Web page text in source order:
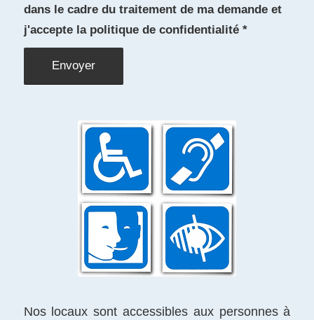
dans le cadre du traitement de ma demande et
j'accepte la politique de confidentialité *
Nos locaux sont accessibles aux personnes à